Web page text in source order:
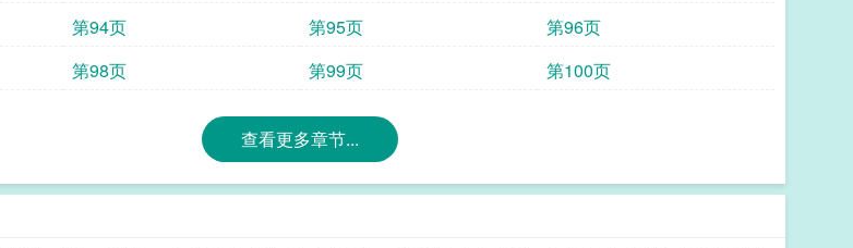
第94页 第95页
第96页
第98页 第99页 第100页
查看更多章节...